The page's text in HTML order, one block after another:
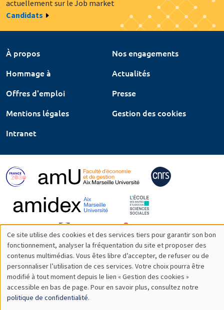
actuellement sur le Job market
Candidats
À propos
Nos engagements
Hommage à
Actualités
Offres d'emploi
Presse
Mentions légales
Gestion des cookies
Intranet
Utilisation
des
données
personnelles
Ce site utilise des cookies et des services tiers pour garantir son bon
fonctionnement, analyser la fréquentation du site et proposer des
contenus multimédias. Vous êtes libre d’accepter, de refuser ou de
personnaliser l’utilisation de ces services. Votre choix pourra être
modifié à tout moment depuis le lien « Gestion des cookies »
accessible en bas de page. Pour en savoir plus, consultez notre
politique de confidentialité.